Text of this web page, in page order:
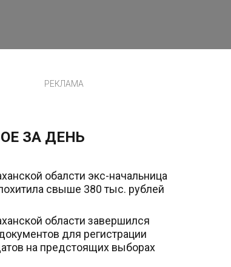
РЕКЛАМА
ЗА ДЕНЬ
обалсти экс-начальница
свыше 380 тыс. рублей
области завершился
для регистрации
на предстоящих выборах